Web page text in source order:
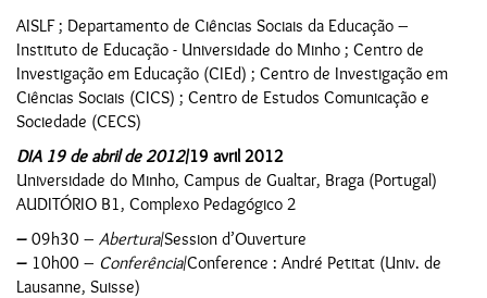
AISLF ; Departamento de Ciências Sociais da Educação –
Instituto de Educação - Universidade do Minho ; Centro de
Investigação em Educação (CIEd) ; Centro de Investigação em
Ciências Sociais (CICS) ; Centro de Estudos Comunicação e
Sociedade (CECS)
DIA 19 de abril de 2012/19 avril 2012
Universidade do Minho, Campus de Gualtar, Braga (Portugal)
AUDITÓRIO B1, Complexo Pedagógico 2
– 09h30 – Abertura/Session d’Ouverture
– 10h00 – Conferência/Conference : André Petitat (Univ. de
Lausanne, Suisse)